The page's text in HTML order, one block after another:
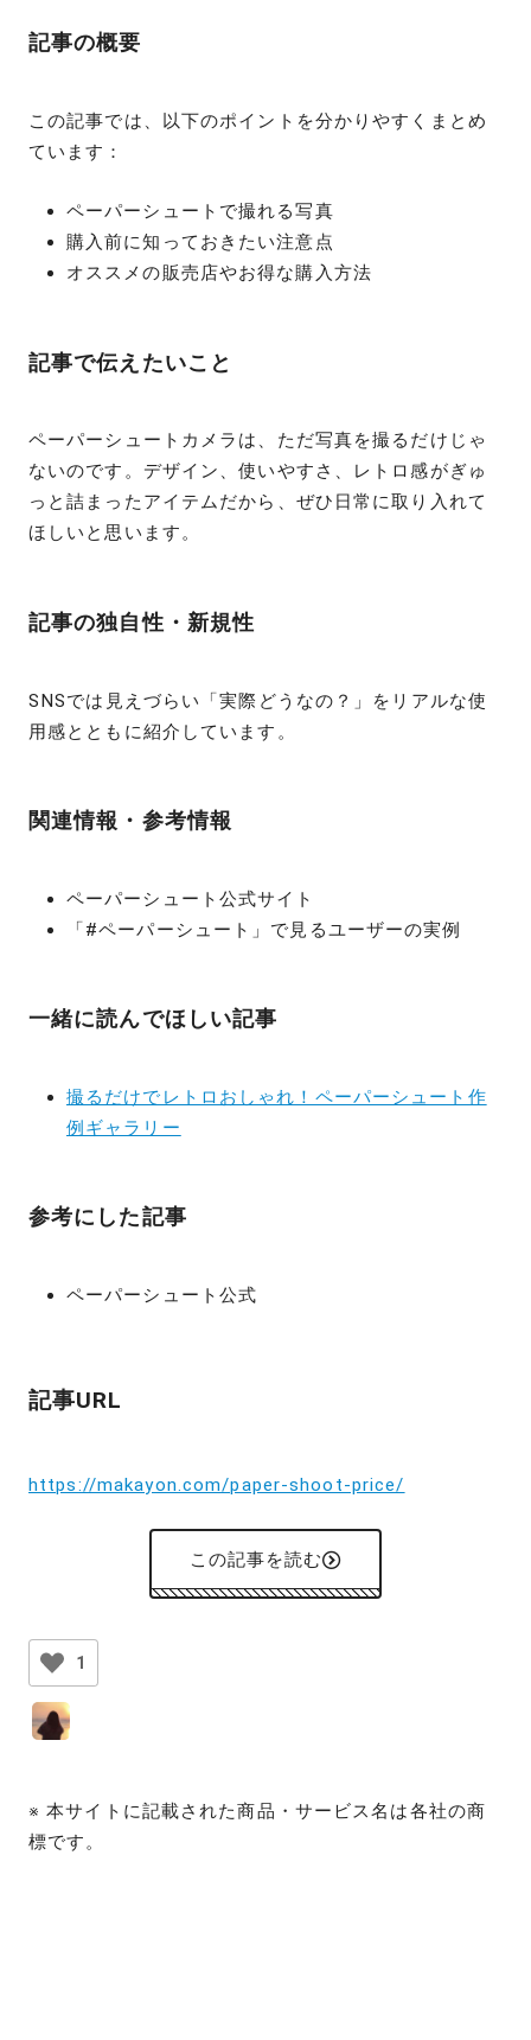
記事の概要
この記事では、以下のポイントを分かりやすくまとめ
ています：
ペーパーシュートで撮れる写真
購入前に知っておきたい注意点
オススメの販売店やお得な購入方法
記事で伝えたいこと
ペーパーシュートカメラは、ただ写真を撮るだけじゃ
ないのです。デザイン、使いやすさ、レトロ感がぎゅ
っと詰まったアイテムだから、ぜひ日常に取り入れて
ほしいと思います。
記事の独自性・新規性
SNSでは見えづらい「実際どうなの？」をリアルな使
用感とともに紹介しています。
関連情報・参考情報
ペーパーシュート公式サイト
「#ペーパーシュート」で見るユーザーの実例
一緒に読んでほしい記事
撮るだけでレトロおしゃれ！ペーパーシュート作
例ギャラリー
参考にした記事
ペーパーシュート公式
記事URL
https://makayon.com/paper-shoot-price/
この記事を読む
1
※ 本サイトに記載された商品・サービス名は各社の商
標です。